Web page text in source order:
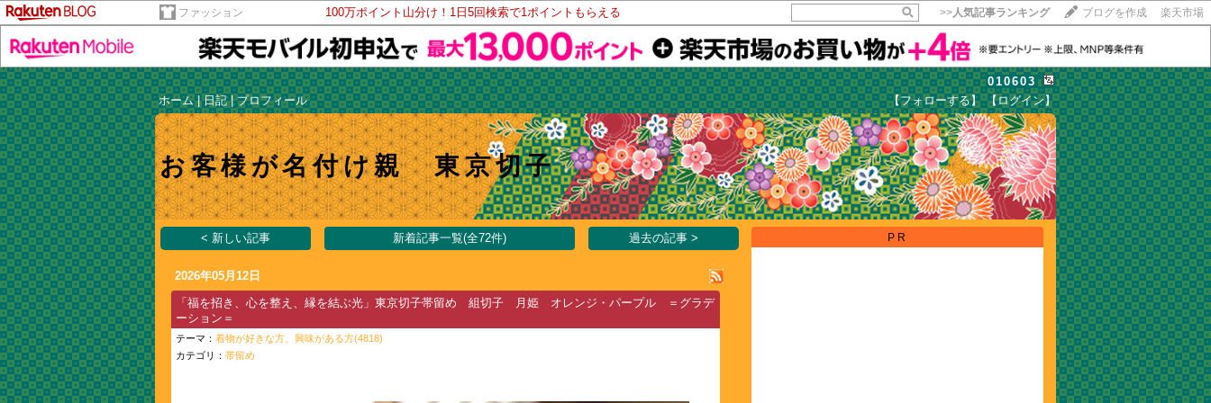
ファッション 100万ポイント山分け！1日5回検索で1ポイントもらえる >>人気記事ランキング ブログを作成 楽天市場
010603
ホーム|日記|プロフィール 【フォローする】 【ログイン】
お客様が名付け親 東京切子
【毎日開催】
15記事にいいね！で1ポイント
10秒滞在
いいね! --/--
< 新しい記事 新着記事一覧(全72件) 過去の記事 >
2026年05月12日
「福を招き、心を整え、縁を結ぶ光」東京切子帯留め 組切子 月姫 オレンジ・パープル ＝グラデ
ーション＝
テーマ：着物が好きな方、興味がある方(4818)
カテゴリ：帯留め
PR